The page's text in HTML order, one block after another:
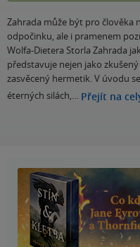
Zahrada může být pro člověka
odpočinku, ale i pramenem
Wolfa-Dietera Storla Zahrada
představuje nejen jako
zasvěcený hermetik. V úvodu
éterných silách,… Přejít na